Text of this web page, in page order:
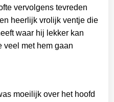
vervolgens tevreden
heerlijk vrolijk ventje die
waar hij lekker kan
veel met hem gaan
moeilijk over het hoofd